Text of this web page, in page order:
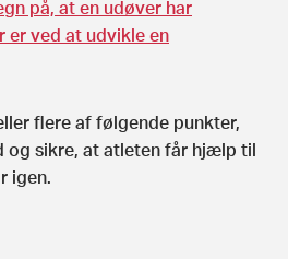
på, at en udøver har
er ved at udvikle en
flere af følgende punkter,
og sikre, at atleten får hjælp til
igen.